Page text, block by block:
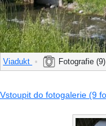
Viadukt • Fotografie (9)
Vstoupit do fotogalerie (9